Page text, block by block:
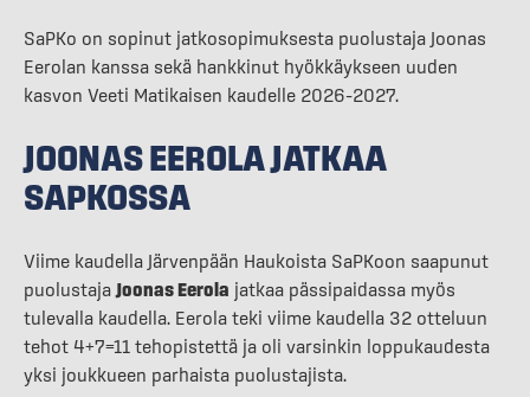
SaPKo on sopinut jatkosopimuksesta puolustaja Joonas
Eerolan kanssa sekä hankkinut hyökkäykseen uuden
kasvon Veeti Matikaisen kaudelle 2026–2027.
JOONAS EEROLA JATKAA
SAPKOSSA
Viime kaudella Järvenpään Haukoista SaPKoon saapunut
puolustaja Joonas Eerola jatkaa pässipaidassa myös
tulevalla kaudella. Eerola teki viime kaudella 32 otteluun
tehot 4+7=11 tehopistettä ja oli varsinkin loppukaudesta
yksi joukkueen parhaista puolustajista.